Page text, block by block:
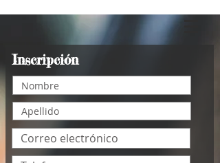
Inscripción